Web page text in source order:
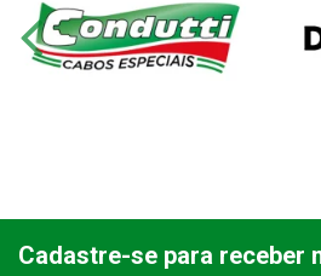
Cadastre-se para receber